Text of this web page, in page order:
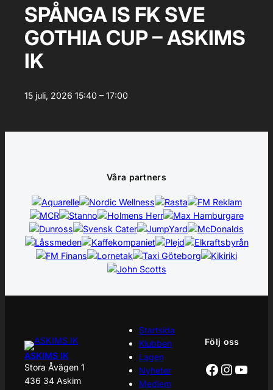
SPÅNGA IS FK SVE
GOTHIA CUP – ASKIMS
IK
15 juli, 2026 15:40 – 17:00
Våra partners
ASKIMS IK
Stora Åvägen 1
436 34 Askim
Startsida
Klubben
Lagen
Nyheter
Medlem
Följ oss
Facebook